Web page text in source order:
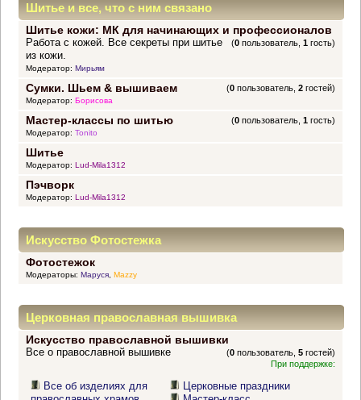
Шитье и все, что с ним связано
Шитье кожи: МК для начинающих и профессионалов
(0 пользователь,1 гость)
Работа с кожей. Все секреты при шитье
из кожи.
Модератор: Мирьям
Сумки. Шьем & вышиваем (0 пользователь,2 гостей)
Модератор: Борисова
Мастер-классы по шитью (0 пользователь,1 гость)
Модератор: Tonito
Шитье
Модератор: Lud-Mila1312
Пэчворк
Модератор: Lud-Mila1312
Искусство Фотостежка
Фотостежок
Модераторы: Маруся, Mazzy
Церковная православная вышивка
Искусство православной вышивки
(0 пользователь,5 гостей)
Все о православной вышивке
При поддержке:
Все об изделиях для
Церковные праздники